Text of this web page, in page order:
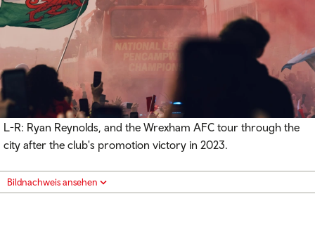
L-R: Ryan Reynolds, and the Wrexham AFC tour through the
city after the club's promotion victory in 2023.
Bildnachweis ansehen